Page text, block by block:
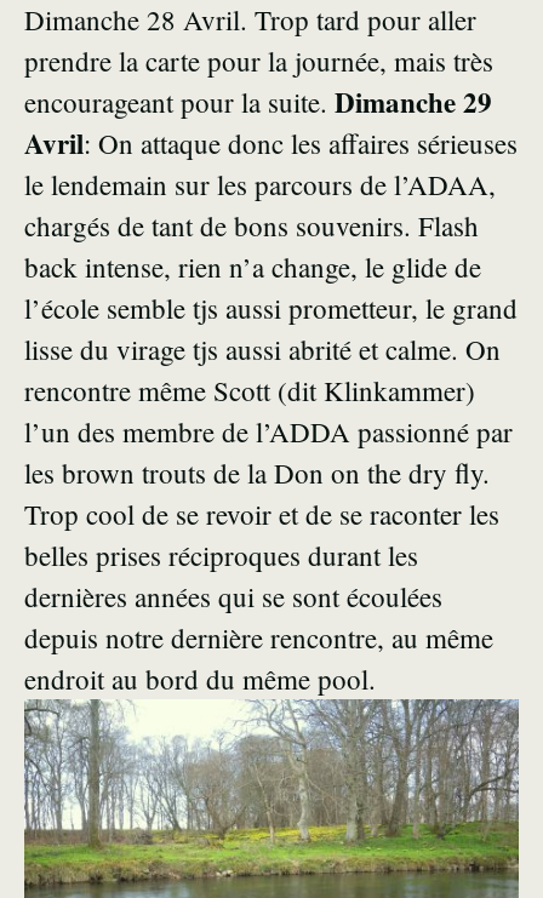
Dimanche 28 Avril. Trop tard pour aller
prendre la carte pour la journée, mais très
encourageant pour la suite. Dimanche 29
Avril: On attaque donc les affaires sérieuses
le lendemain sur les parcours de l’ADAA,
chargés de tant de bons souvenirs. Flash
back intense, rien n’a change, le glide de
l’école semble tjs aussi prometteur, le grand
lisse du virage tjs aussi abrité et calme. On
rencontre même Scott (dit Klinkammer)
l’un des membre de l’ADDA passionné par
les brown trouts de la Don on the dry fly.
Trop cool de se revoir et de se raconter les
belles prises réciproques durant les
dernières années qui se sont écoulées
depuis notre dernière rencontre, au même
endroit au bord du même pool.